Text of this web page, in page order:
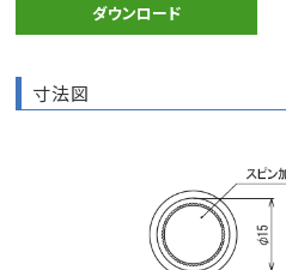
ダウンロード
寸法図